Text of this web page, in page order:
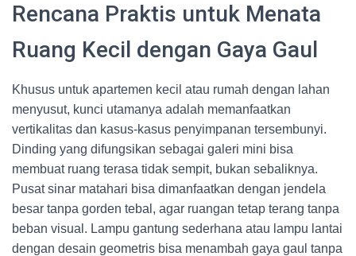
Rencana Praktis untuk Menata
Ruang Kecil dengan Gaya Gaul
Khusus untuk apartemen kecil atau rumah dengan lahan
menyusut, kunci utamanya adalah memanfaatkan
vertikalitas dan kasus-kasus penyimpanan tersembunyi.
Dinding yang difungsikan sebagai galeri mini bisa
membuat ruang terasa tidak sempit, bukan sebaliknya.
Pusat sinar matahari bisa dimanfaatkan dengan jendela
besar tanpa gorden tebal, agar ruangan tetap terang tanpa
beban visual. Lampu gantung sederhana atau lampu lantai
dengan desain geometris bisa menambah gaya gaul tanpa